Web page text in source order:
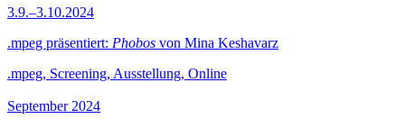
3.9.–3.10.2024
.mpeg präsentiert: Phobos von Mina Keshavarz
.mpeg, Screening, Ausstellung, Online
September 2024